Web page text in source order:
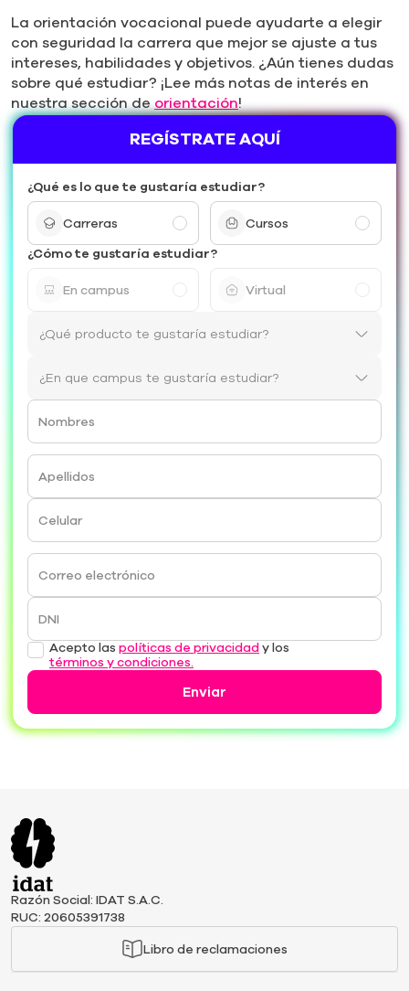
La orientación vocacional puede ayudarte a elegir
con seguridad la carrera que mejor se ajuste a tus
intereses, habilidades y objetivos. ¿Aún tienes dudas
sobre qué estudiar? ¡Lee más notas de interés en
nuestra sección deorientación!
REGÍSTRATE AQUÍ
¿Qué es lo que te gustaría estudiar?
Carreras
Cursos
¿Cómo te gustaría estudiar?
En campus Virtual
Nombres
Apellidos
Celular
Correo electrónico
DNI
Acepto las políticas de privacidady los
términos y condiciones.
Enviar
Razón Social: IDAT S.A.C.
RUC: 20605391738
Libro de reclamaciones